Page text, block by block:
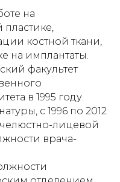
на
пластике,
костной ткани,
на имплантаты.
факультет
в 1995 году.
с 1996 по 2012
челюстно-лицевой
врача-